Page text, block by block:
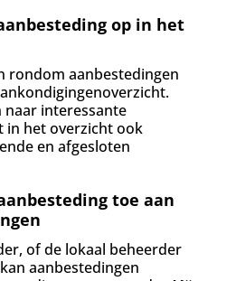
op in het
rondom aanbestedingen
naar interessante
in het overzicht ook
en afgesloten
toe aan
of de lokaal beheerder
aanbestedingen